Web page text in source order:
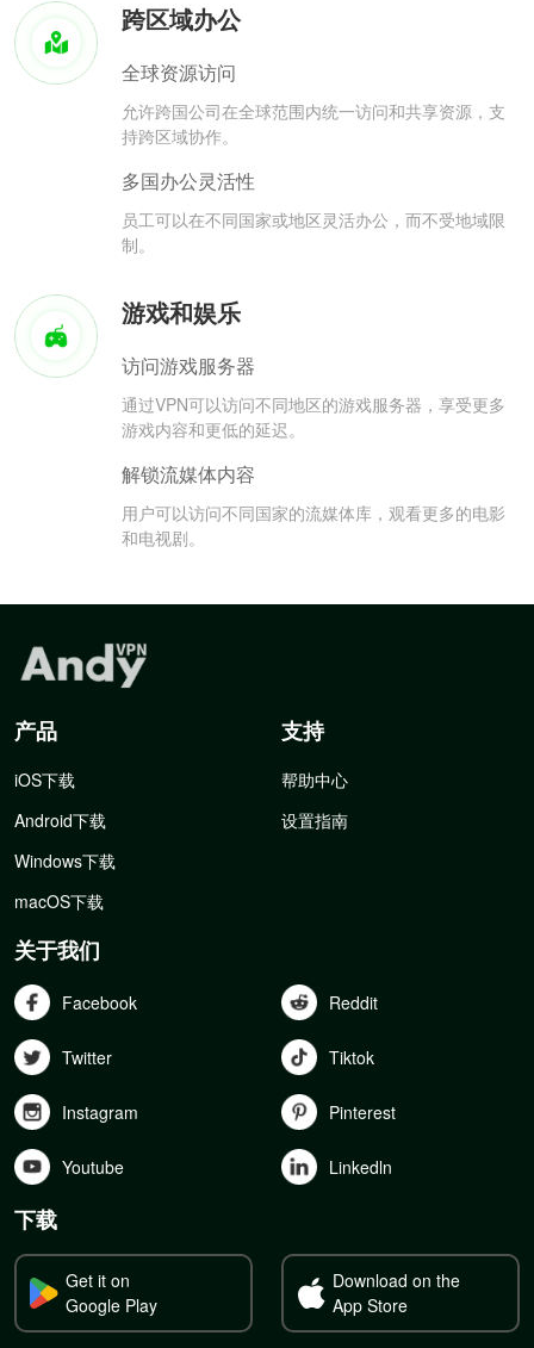
跨区域办公
全球资源访问
允许跨国公司在全球范围内统一访问和共享资源，支
持跨区域协作。
多国办公灵活性
员工可以在不同国家或地区灵活办公，而不受地域限
制。
游戏和娱乐
访问游戏服务器
通过VPN可以访问不同地区的游戏服务器，享受更多
游戏内容和更低的延迟。
解锁流媒体内容
用户可以访问不同国家的流媒体库，观看更多的电影
和电视剧。
产品
iOS下载
Android下载
Windows下载
macOS下载
支持
帮助中心
设置指南
关于我们
Facebook Reddit
Twitter Tiktok
Instagram Pinterest
Youtube Linkedln
下载
Get it on
Google Play
Download on the
App Store